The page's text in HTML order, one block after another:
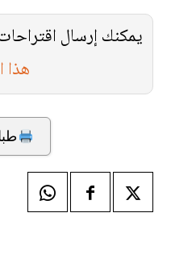
يمكنك إرسال
هذا